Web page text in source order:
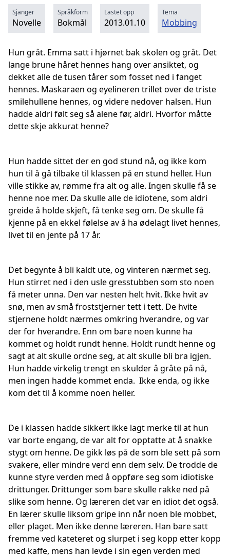
Sjanger
Novelle
Språkform
Bokmål
Lastet opp
2013.01.10
Tema
Mobbing
Hun gråt. Emma satt i hjørnet bak skolen og gråt. Det
lange brune håret hennes hang over ansiktet, og
dekket alle de tusen tårer som fosset ned i fanget
hennes. Maskaraen og eyelineren trillet over de triste
smilehullene hennes, og videre nedover halsen. Hun
hadde aldri følt seg så alene før, aldri. Hvorfor måtte
dette skje akkurat henne?
Hun hadde sittet der en god stund nå, og ikke kom
hun til å gå tilbake til klassen på en stund heller. Hun
ville stikke av, rømme fra alt og alle. Ingen skulle få se
henne noe mer. Da skulle alle de idiotene, som aldri
greide å holde skjeft, få tenke seg om. De skulle få
kjenne på en ekkel følelse av å ha ødelagt livet hennes,
livet til en jente på 17 år.
Det begynte å bli kaldt ute, og vinteren nærmet seg.
Hun stirret ned i den usle gresstubben som sto noen
få meter unna. Den var nesten helt hvit. Ikke hvit av
snø, men av små froststjerner tett i tett. De hvite
stjernene holdt nærmes omkring hverandre, og var
der for hverandre. Enn om bare noen kunne ha
kommet og holdt rundt henne. Holdt rundt henne og
sagt at alt skulle ordne seg, at alt skulle bli bra igjen.
Hun hadde virkelig trengt en skulder å gråte på nå,
men ingen hadde kommet enda. Ikke enda, og ikke
kom det til å komme noen heller.
De i klassen hadde sikkert ikke lagt merke til at hun
var borte engang, de var alt for opptatte at å snakke
stygt om henne. De gikk løs på de som ble sett på som
svakere, eller mindre verd enn dem selv. De trodde de
kunne styre verden med å oppføre seg som idiotiske
drittunger. Drittunger som bare skulle rakke ned på
slike som henne. Og læreren det var en idiot det også.
En lærer skulle liksom gripe inn når noen ble mobbet,
eller plaget. Men ikke denne læreren. Han bare satt
fremme ved kateteret og slurpet i seg kopp etter kopp
med kaffe, mens han levde i sin egen verden med